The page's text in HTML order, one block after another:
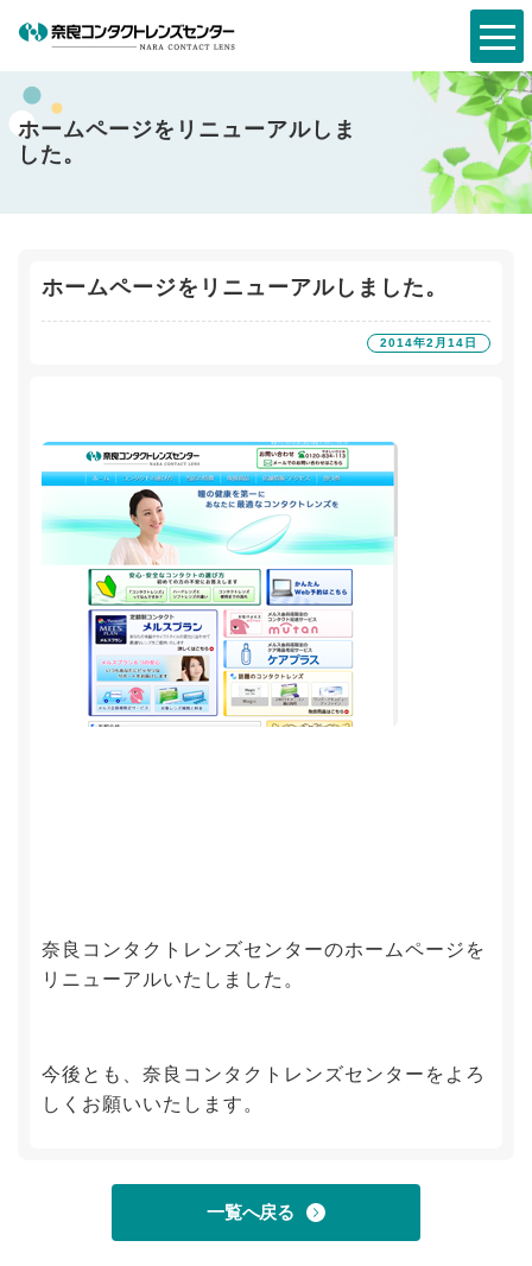
ホームページをリニューアルしま
した。
ホームページをリニューアルしました。
2014年2月14日
奈良コンタクトレンズセンターのホームページを
リニューアルいたしました。
今後とも、奈良コンタクトレンズセンターをよろ
しくお願いいたします。
一覧へ戻る